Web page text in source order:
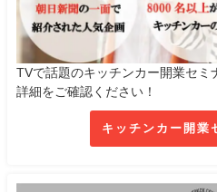
TVで話題のキッチンカー開業セミ
詳細をご確認ください！
キッチンカー開業